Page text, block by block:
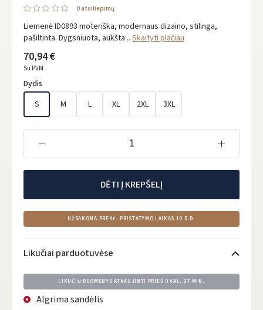
0 atsiliepimų
Liemenė ID0893 moteriška, modernaus dizaino, stilinga,
pašiltinta. Dygsniuota, aukšta .. Skaityti plačiau
70,94 €
Su PVM
Dydis
S
M L XL 2XL 3XL
DĖTI Į KREPŠELĮ
UŽSAKOMA PREKĖ. PRISTATYMO LAIKAS 10 D.D.
Likučiai parduotuvėse
LIKUČIŲ DUOMENYS ATNAUJINTI PRIEŠ 0 VAL. 27 MIN.
Algrima sandėlis